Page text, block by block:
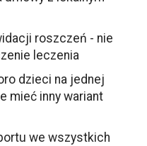
roszczeń - nie
leczenia
dzieci na jednej
mieć inny wariant
we wszystkich